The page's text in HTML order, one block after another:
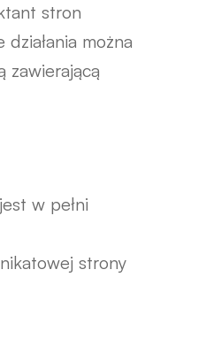
stron
można
zawierającą
w pełni
strony